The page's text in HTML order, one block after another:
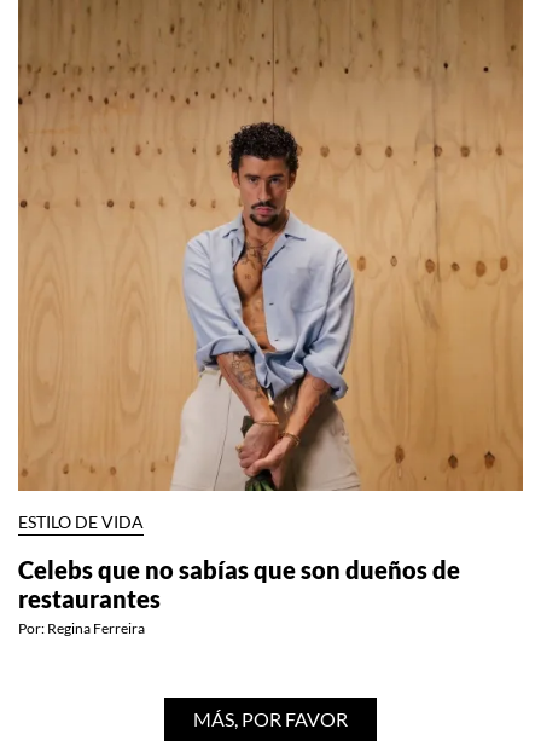
ESTILO DE VIDA
Celebs que no sabías que son dueños de
restaurantes
Por: Regina Ferreira
MÁS, POR FAVOR